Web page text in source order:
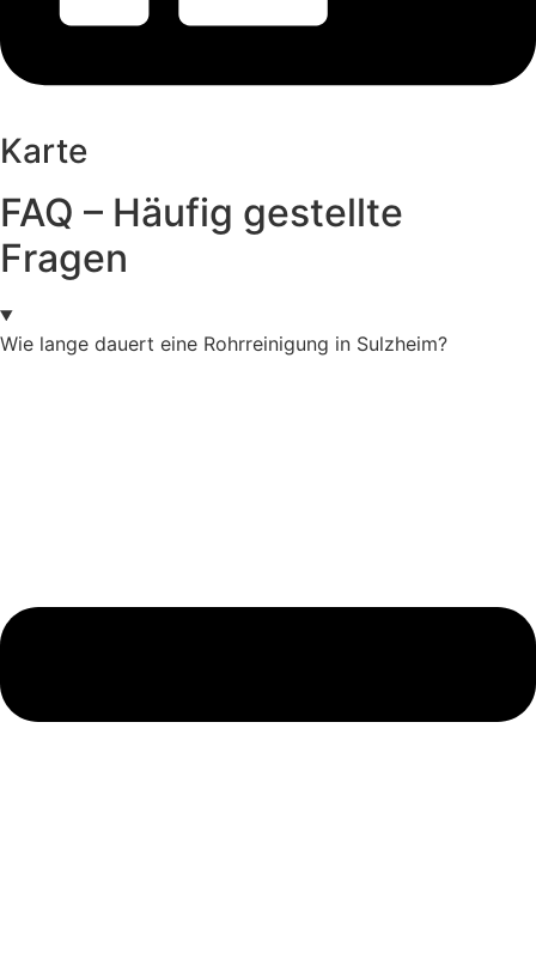
Karte
FAQ – Häufig gestellte
Fragen
Wie lange dauert eine Rohrreinigung in Sulzheim?